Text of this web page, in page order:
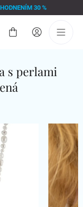
30 %
Nákupný
s perlami